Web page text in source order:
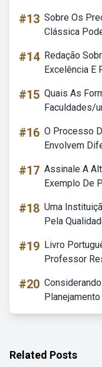
#13 Sobre Os
Clássica
#14 Redação
Excelência E
#15 Quais As
Faculdades/
#16 O Processo
Envolvem
#17 Assinale A
Exemplo De
#18 Uma
Pela
#19 Livro
Professor
#20
Related Posts